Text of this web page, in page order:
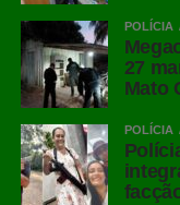
POLÍCIA
27
Mato
POLÍCIA